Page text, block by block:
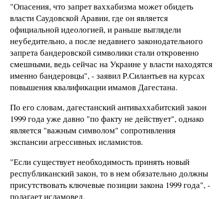
"Опасения, что запрет ваххабизма может обидеть
власти Саудовской Аравии, где он является
официальной идеологией, и раньше выглядели
неубедительно, а после недавнего законодательного
запрета бандеровской символики стали откровенно
смешными, ведь сейчас на Украине у власти находятся
именно бандеровцы", - заявил Р.Силантьев на курсах
повышения квалификации имамов Дагестана.
По его словам, дагестанский антиваххабитский закон
1999 года уже давно "по факту не действует", однако
является "важным символом" сопротивления
экспансии агрессивных исламистов.
"Если существует необходимость принять новый
республиканский закон, то в нем обязательно должны
присутствовать ключевые позиции закона 1999 года", -
полагает исламовед.